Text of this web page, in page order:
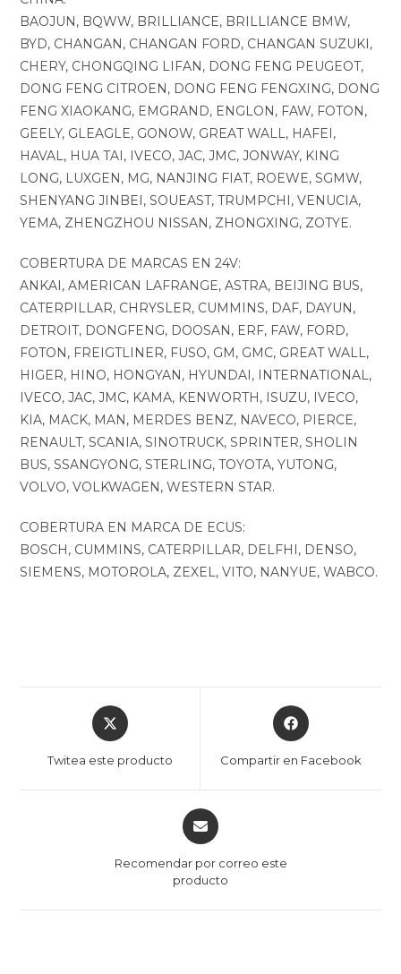
BAOJUN, BQWW, BRILLIANCE, BRILLIANCE BMW,
BYD, CHANGAN, CHANGAN FORD, CHANGAN SUZUKI,
CHERY, CHONGQING LIFAN, DONG FENG PEUGEOT,
DONG FENG CITROEN, DONG FENG FENGXING, DONG
FENG XIAOKANG, EMGRAND, ENGLON, FAW, FOTON,
GEELY, GLEAGLE, GONOW, GREAT WALL, HAFEI,
HAVAL, HUA TAI, IVECO, JAC, JMC, JONWAY, KING
LONG, LUXGEN, MG, NANJING FIAT, ROEWE, SGMW,
SHENYANG JINBEI, SOUEAST, TRUMPCHI, VENUCIA,
YEMA, ZHENGZHOU NISSAN, ZHONGXING, ZOTYE.
COBERTURA DE MARCAS EN 24V:
ANKAI, AMERICAN LAFRANGE, ASTRA, BEIJING BUS,
CATERPILLAR, CHRYSLER, CUMMINS, DAF, DAYUN,
DETROIT, DONGFENG, DOOSAN, ERF, FAW, FORD,
FOTON, FREIGTLINER, FUSO, GM, GMC, GREAT WALL,
HIGER, HINO, HONGYAN, HYUNDAI, INTERNATIONAL,
IVECO, JAC, JMC, KAMA, KENWORTH, ISUZU, IVECO,
KIA, MACK, MAN, MERDES BENZ, NAVECO, PIERCE,
RENAULT, SCANIA, SINOTRUCK, SPRINTER, SHOLIN
BUS, SSANGYONG, STERLING, TOYOTA, YUTONG,
VOLVO, VOLKWAGEN, WESTERN STAR.
COBERTURA EN MARCA DE ECUS:
BOSCH, CUMMINS, CATERPILLAR, DELFHI, DENSO,
SIEMENS, MOTOROLA, ZEXEL, VITO, NANYUE, WABCO.
Opens
in
new
Twitea este producto
Opens
in
new
Compartir en Facebook
Opens
in
new
Recomendar por correo este
producto